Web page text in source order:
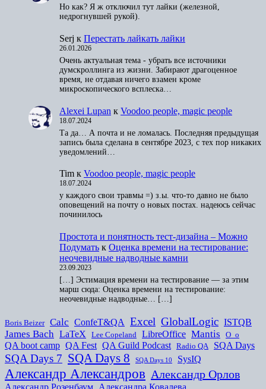
Но как? Я ж отключил тут лайки (железной,
недрогнувшей рукой).
Serj к Перестать лайкать лайки
26.01.2026
Очень актуальная тема - убрать все источники
думскроллинга из жизни. Забирают драгоценное
время, не отдавая ничего взамен кроме
микроскопического всплеска…
Alexei Lupan к Voodoo people, magic people
18.07.2024
Та да… А почта и не ломалась. Последняя предыдущая
запись была сделана в сентябре 2023, с тех пор никаких
уведомлений…
Tim к Voodoo people, magic people
18.07.2024
у каждого свои травмы =) з.ы. что-то давно не было
оповещений на почту о новых постах. надеюсь сейчас
починилось
Простота и понятность тест-дизайна – Можно
Подумать к Оценка времени на тестирование:
неочевидные надводные камни
23.09.2023
[…] Эстимация времени на тестирование — за этим
марш сюда: Оценка времени на тестирование:
неочевидные надводные… […]
Boris Beizer Calc ConfeT&QA Excel GlobalLogic ISTQB
James Bach LaTeX Lee Copeland LibreOffice Mantis O_o
QA boot camp QA Fest QA Guild Podcast Radio QA SQA Days
SQA Days 7 SQA Days 8 SQA Days 10 SysIQ
Александр Александров Александр Орлов